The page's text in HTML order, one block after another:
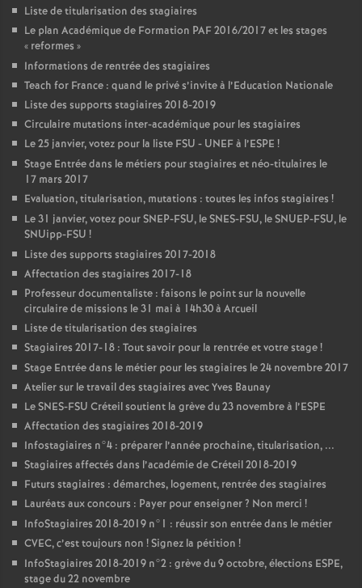
Liste de titularisation des stagiaires
Le plan Académique de Formation PAF2016/2017 et les stages
« reformes »
Informations de rentrée des stagiaires
Teach for France : quand le privé s’invite à l’Education Nationale
Liste des supports stagiaires 2018-2019
Circulaire mutations inter-académique pour les stagiaires
Le 25 janvier, votez pour la liste FSU - UNEFà l’ESPE !
Stage Entrée dans le métiers pour stagiaires et néo-titulaires le
17 mars 2017
Evaluation, titularisation, mutations : toutes les infos stagiaires !
Le 31 janvier, votez pourSNEP-FSU, leSNES-FSU, leSNUEP-FSU, le
SNUipp-FSU !
Liste des supports stagiaires 2017-2018
Affectation des stagiaires 2017-18
Professeur documentaliste : faisons le point sur la nouvelle
circulaire de missions le 31 mai à 14h30 à Arcueil
Liste de titularisation des stagiaires
Stagiaires 2017-18 : Tout savoir pour la rentrée et votre stage!
Stage Entrée dans le métier pour les stagiaires le 24 novembre 2017
Atelier sur le travail des stagiaires avec Yves Baunay
LeSNES-FSU Créteil soutient la grève du 23 novembre à l’ESPE
Affectation des stagiaires 2018-2019
Infostagiaires n°4 : préparer l’année prochaine, titularisation, ...
Stagiaires affectés dans l’académie de Créteil 2018-2019
Futurs stagiaires : démarches, logement, rentrée des stagiaires
Lauréats aux concours : Payer pour enseigner? Non merci !
InfoStagiaires 2018-2019 n°1 : réussir son entrée dans le métier
CVEC, c’est toujours non ! Signez la pétition !
InfoStagiaires 2018-2019 n°2 : grève du 9 octobre, élections ESPE,
stage du 22 novembre